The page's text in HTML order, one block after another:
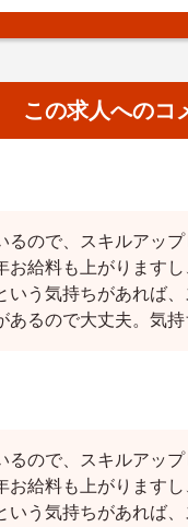
この求人へのコ
るので、スキルアッ
お給料も上がります
いう気持ちがあれば
あるので大丈夫。気持
るので、スキルアッ
お給料も上がります
いう気持ちがあれば